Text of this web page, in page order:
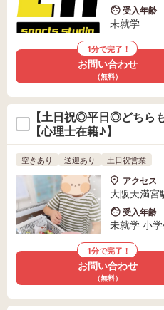
受入年齢
未就学
1分で完了！
お問い合わせ
（無料）
【土日祝◎平日◎どちら
【心理士在籍♪】
空きあり 送迎あり 土日祝営業
アクセス
大阪天満
受入年齢
未就学 小
1分で完了！
お問い合わせ
（無料）